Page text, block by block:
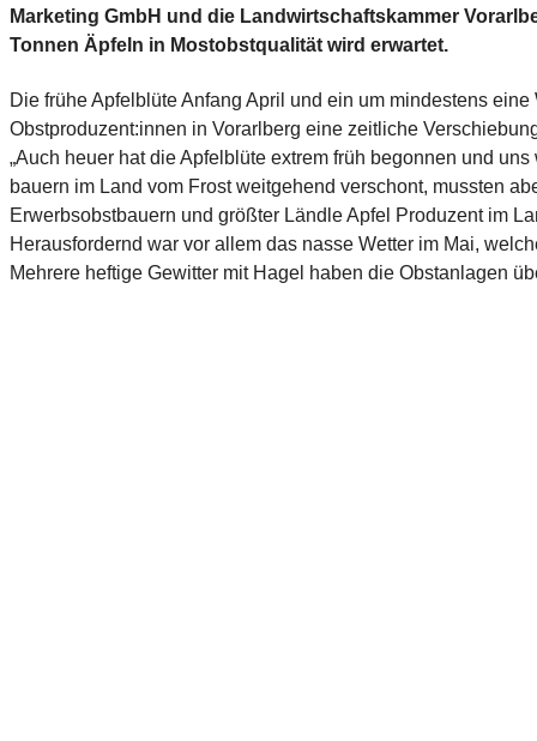
Marketing GmbH und die Landwirtschaftskammer
Tonnen Äpfeln in Mostobstqualität wird erwartet.
Die frühe Apfelblüte Anfang April und ein um mindestens
Obstproduzent:innen in Vorarlberg eine zeitliche
„Auch heuer hat die Apfelblüte extrem früh begonnen und
bauern im Land vom Frost weitgehend verschont, mussten
Erwerbsobstbauern und größter Ländle Apfel Produzent im
Herausfordernd war vor allem das nasse Wetter im Mai,
Mehrere heftige Gewitter mit Hagel haben die Obstanlagen